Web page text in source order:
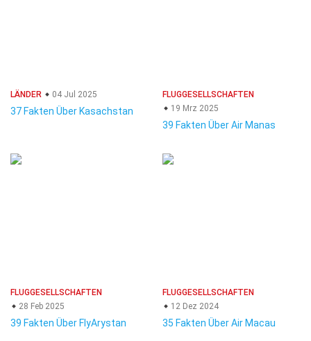
LÄNDER 04 Jul 2025
37 Fakten Über Kasachstan
FLUGGESELLSCHAFTEN
19 Mrz 2025
39 Fakten Über Air Manas
FLUGGESELLSCHAFTEN
28 Feb 2025
39 Fakten Über FlyArystan
FLUGGESELLSCHAFTEN
12 Dez 2024
35 Fakten Über Air Macau